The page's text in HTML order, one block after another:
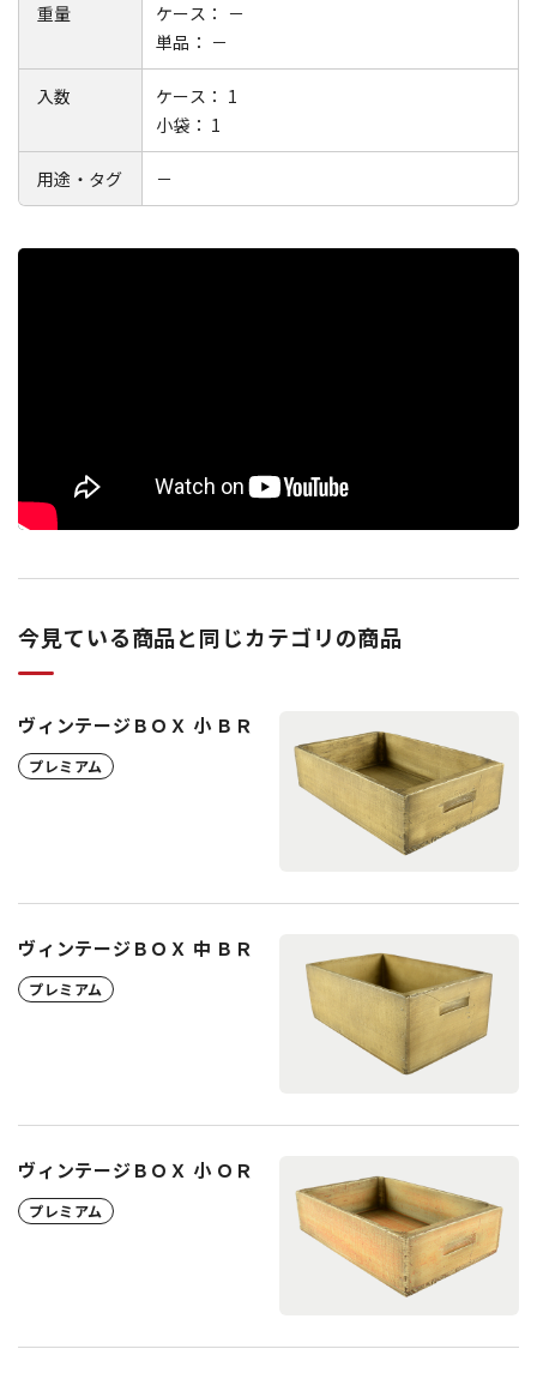
重量
ケース： －
単品： －
入数
ケース： 1
小袋： 1
用途・タグ －
今見ている商品と同じカテゴリの商品
ヴィンテージＢＯＸ 小 ＢＲ
プレミアム
ヴィンテージＢＯＸ 中 ＢＲ
プレミアム
ヴィンテージＢＯＸ 小 ＯＲ
プレミアム